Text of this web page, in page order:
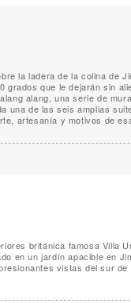
la ladera de la colina de
grados que le dejarán sin
alang, una serie de
una de las seis amplias
artesanía y motivos de
británica famosa Villa
en un jardín apacible en
vistas del sur